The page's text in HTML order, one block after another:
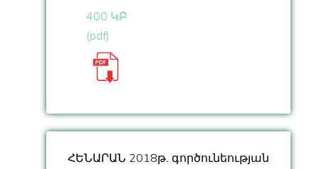
400 ԿԲ
(pdf)
ՀԵՆԱՐԱՆ 2018թ․ գործունեության